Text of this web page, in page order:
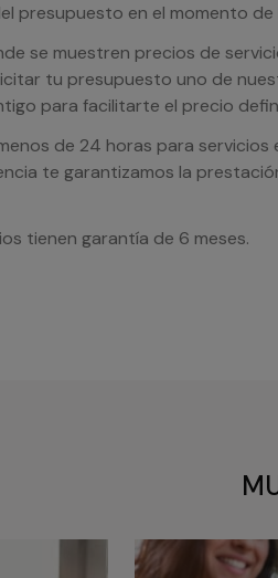
presupuesto en el momento de
se muestren precios de
tu presupuesto uno de
para facilitarte el precio
de 24 horas para servicios
te garantizamos la
tienen garantía de 6 meses.